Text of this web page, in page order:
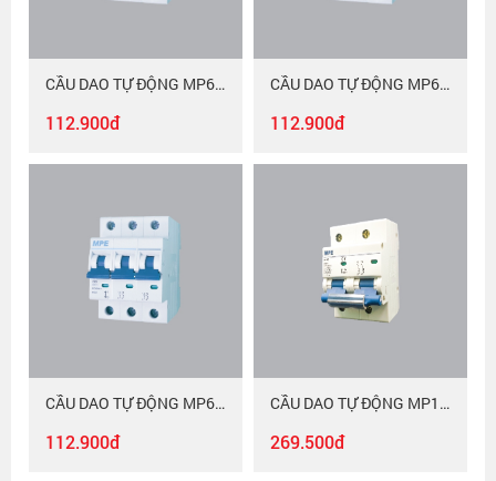
CẦU DAO TỰ ĐỘNG MP6-C320
112.900đ
CẦU DAO TỰ ĐỘNG MP6-C316
112.900đ
CẦU DAO TỰ ĐỘNG MP6-C310
112.900đ
CẦU DAO TỰ ĐỘNG MP10-C2100
269.500đ